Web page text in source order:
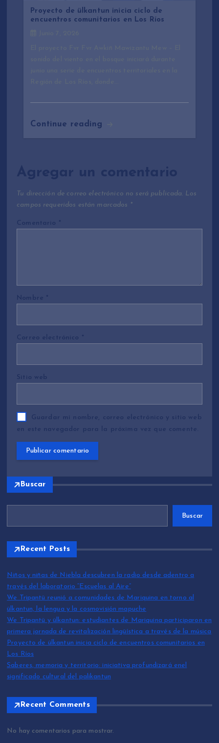
Proyecto de ülkantun inicia ciclo de
encuentros comunitarios en Los Ríos
Continue reading
Agregar un comentario
Tu dirección de correo electrónico no será publicada. Los
campos requeridos están marcados *
Comentario *
Nombre *
Correo electrónico *
Sitio web
Guardar mi nombre, correo electrónico y sitio web
en este navegador para la próxima vez que comente.
Buscar
Buscar
Recent Posts
Niños y niñas de Niebla descubren la radio desde adentro a
través del laboratorio “Escuelas al Aire”
We Tripantü reunió a comunidades de Mariquina en torno al
ülkantun, la lengua y la cosmovisión mapuche
We Tripantü y ülkantun: estudiantes de Mariquina participaron en
primera jornada de revitalización lingüística a través de la música
Proyecto de ülkantun inicia ciclo de encuentros comunitarios en
Los Ríos
Saberes, memoria y territorio: iniciativa profundizará enel
significado cultural del palikantun
Recent Comments
No hay comentarios para mostrar.